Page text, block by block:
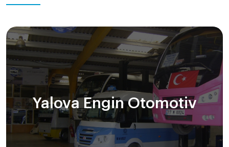
Yalova Engin Otomotiv